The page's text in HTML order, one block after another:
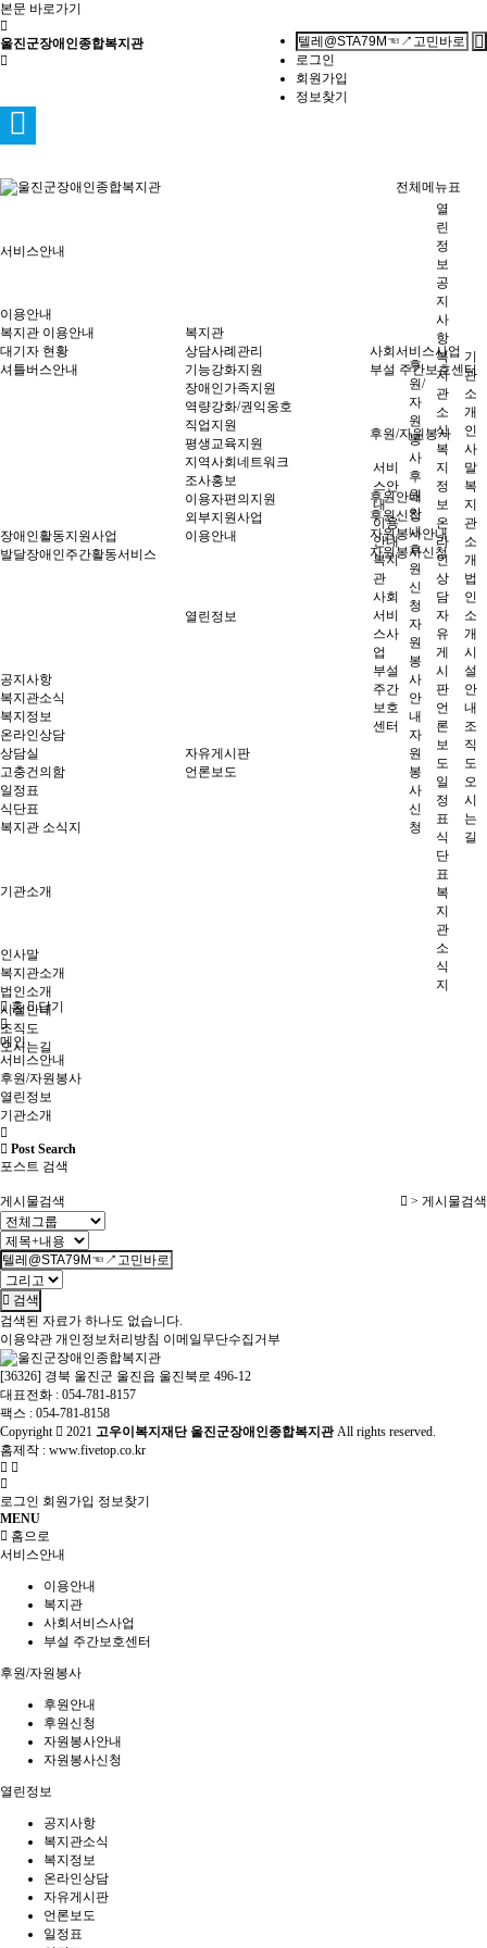
본문 바로가기
로그인
회원가입
정보찾기
울진군장애인종합복지관
서비스안내
이용안내
복지관 이용안내
대기자 현황
셔틀버스안내
복지관
상담사례관리
기능강화지원
장애인가족지원
역량강화/권익옹호
직업지원
평생교육지원
지역사회네트워크
조사홍보
이용자편의지원
외부지원사업
사회서비스사업
장애인활동지원사업
발달장애인주간활동서비스
부설 주간보호센터
이용안내
후원/자원봉사
후원안내
후원신청
자원봉사안내
자원봉사신청
열린정보
공지사항
복지관소식
복지정보
온라인상담
상담실
고충건의함
자유게시판
언론보도
일정표
식단표
복지관 소식지
기관소개
인사말
복지관소개
법인소개
시설안내
조직도
오시는길
전체메뉴표
서비
스안
내
이용
안내
복지
관
사회
서비
스사
업
부설
주간
보호
센터
후
원/
자
원
봉
사
후
원
안
내
후
원
신
청
자
원
봉
사
안
내
자
원
봉
사
신
청
열
린
정
보
공
지
사
항
복
지
관
소
식
복
지
정
보
온
라
인
상
담
자
유
게
시
판
언
론
보
도
일
정
표
식
단
표
복
지
관
소
식
지
기
관
소
개
인
사
말
복
지
관
소
개
법
인
소
개
시
설
안
내
조
직
도
오
시
는
길
홈 닫기
메인
서비스안내
후원/자원봉사
열린정보
기관소개
Post Search
포스트 검색
> 게시물검색
게시물검색
검색
검색된 자료가 하나도 없습니다.
이용약관 개인정보처리방침 이메일무단수집거부
[36326] 경북 울진군 울진읍 울진북로 496-12
대표전화 : 054-781-8157
팩스 : 054-781-8158
Copyright
2021 고우이복지재단 울진군장애인종합복지관All rights reserved.
홈제작 : www.fivetop.co.kr
로그인 회원가입 정보찾기
MENU
홈으로
서비스안내
이용안내
복지관
사회서비스사업
부설 주간보호센터
후원/자원봉사
후원안내
후원신청
자원봉사안내
자원봉사신청
열린정보
공지사항
복지관소식
복지정보
온라인상담
자유게시판
언론보도
일정표